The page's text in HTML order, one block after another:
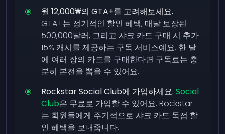
월 12,000₩의 GTA+를 고려해보세요.
GTA+는 정기적인 할인 혜택, 매달 보장된
500,000달러, 그리고 샤크 카드 구매 시 추가
15% 캐시를 제공하는 구독 서비스예요. 한 달
에 여러 장의 카드를 구매한다면 구독료는 충
분히 본전을 뽑을 수 있어요.
Rockstar Social Club에 가입하세요. Social
Club은 무료로 가입할 수 있어요. Rockstar
는 회원들에게 주기적으로 샤크 카드 독점 할
인 혜택을 보내줍니다.